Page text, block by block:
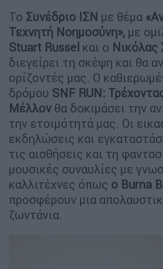
Το Συνέδριο ΙΣΝ με θέμα
Τεχνητή Νοημοσύνη», με
Stuart Russel και ο Νικόλας
διεγείρει τη σκέψη και θα
ορίζοντές μας. Ο
δρόμου SNF RUN:
Μέλλον θα δοκιμάσει την
την ετοιμότητά μας. Οι
εκδηλώσεις και
τις αισθήσεις και τη
μουσικές συναυλίες με
καλλιτέχνες όπως ο Burna
προσφέρουν μια
ζωντάνια.